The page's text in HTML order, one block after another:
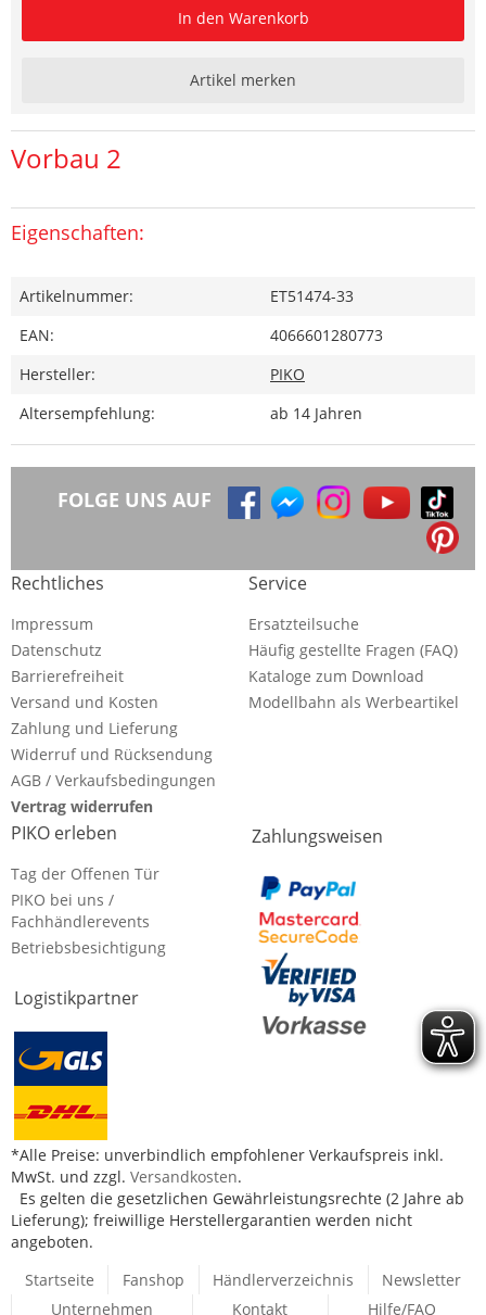
In den Warenkorb
Artikel merken
Vorbau 2
Eigenschaften:
Artikelnummer:
ET51474-33
EAN:
4066601280773
Hersteller:
PIKO
Altersempfehlung:
ab 14 Jahren
FOLGE UNS AUF
Rechtliches
Impressum
Datenschutz
Barrierefreiheit
Versand und Kosten
Zahlung und Lieferung
Widerruf und Rücksendung
AGB / Verkaufsbedingungen
Vertrag widerrufen
Service
Ersatzteilsuche
Häufig gestellte Fragen (FAQ)
Kataloge zum Download
Modellbahn als Werbeartikel
PIKO erleben
Tag der Offenen Tür
PIKO bei uns /
Fachhändlerevents
Betriebsbesichtigung
Logistikpartner
Zahlungsweisen
*Alle Preise: unverbindlich empfohlener Verkaufspreis inkl.
MwSt. und zzgl. Versandkosten.
Es gelten die gesetzlichen Gewährleistungsrechte (2 Jahre ab
Lieferung); freiwillige Herstellergarantien werden nicht
angeboten.
Startseite
Fanshop Händlerverzeichnis
Newsletter
Unternehmen
Kontakt Hilfe/FAQ